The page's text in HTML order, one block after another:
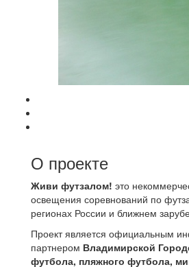
О проекте
Живи футзалом! это
освещения соревнований по
регионах России и ближнем
Проект является официальным
партнером Владимирской
футбола, пляжного футбола,